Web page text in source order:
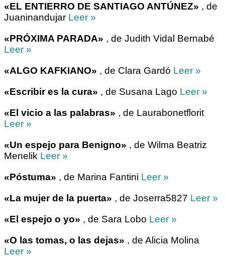
«EL ENTIERRO DE SANTIAGO ANTÚNEZ» , de
Juaninandujar Leer »
«PRÓXIMA PARADA» , de Judith Vidal Bernabé
Leer »
«ALGO KAFKIANO» , de Clara Gardó Leer »
«Escribir es la cura» , de Susana Lago Leer »
«El vicio a las palabras» , de Laurabonetflorit
Leer »
«Un espejo para Benigno» , de Wilma Beatriz
Menelik Leer »
«Póstuma» , de Marina Fantini Leer »
«La mujer de la puerta» , de Joserra5827 Leer »
«El espejo o yo» , de Sara Lobo Leer »
«O las tomas, o las dejas» , de Alicia Molina
Leer »